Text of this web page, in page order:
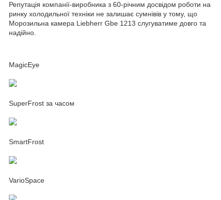
Репутація компанії-виробника з 60-річним досвідом роботи на
ринку холодильної техніки не залишає сумнівів у тому, що
Морозильна камера Liebherr Gbe 1213 слугуватиме довго та
надійно.
MagicEye
SuperFrost за часом
SmartFrost
VarioSpace